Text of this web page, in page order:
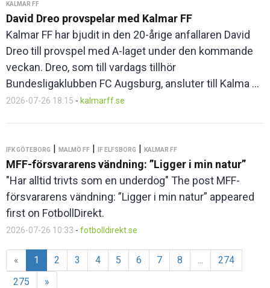
KALMAR FF
David Dreo provspelar med Kalmar FF
Kalmar FF har bjudit in den 20-årige anfallaren David
Dreo till provspel med A-laget under den kommande
veckan. Dreo, som till vardags tillhör
Bundesligaklubben FC Augsburg, ansluter till Kalma ...
2026-07-26 18:15 - kalmarff.se
IFK GÖTEBORG | MALMÖ FF | IF ELFSBORG | KALMAR FF
MFF-försvararens vändning: ”Ligger i min natur”
"Har alltid trivts som en underdog" The post MFF-
försvararens vändning: ”Ligger i min natur” appeared
first on FotbollDirekt.
2026-07-26 10:33 - fotbolldirekt.se
« 1 2 3 4 5 6 7 8 ...
274
275
»